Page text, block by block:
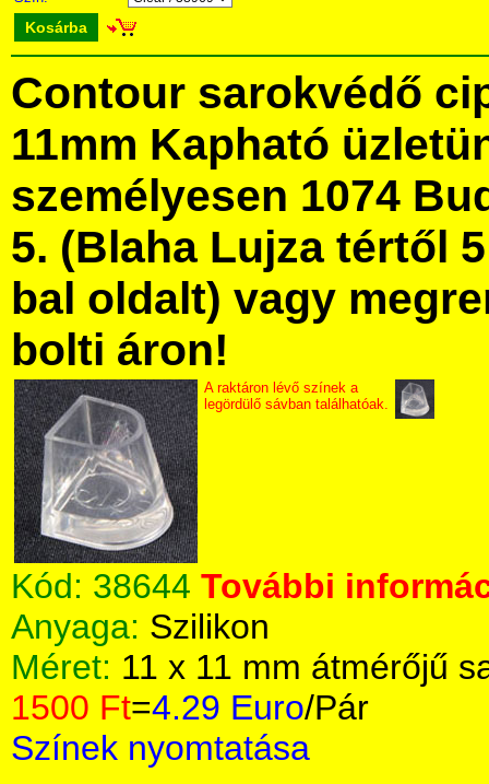
Kosárba
Contour sarokvédő
11mm Kapható
személyesen 1074
5. (Blaha Lujza tértől
bal oldalt) vagy
bolti áron!
A raktáron lévő színek a
legördülő sávban találhatóak.
Kód: 38644 További
Anyaga: Szilikon
Méret: 11 x 11 mm átmérőjű
1500 Ft=4.29 Euro/Pár
Színek nyomtatása